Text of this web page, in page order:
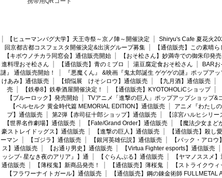
【ヒューマンバグ大学】天王寺祭～京ノ陣～開催決定
Shiryu's Cafe 夏花火
回京都古都コスフェスタ開催決定&出演グループ募集
【通信販売】この素晴
【キボウノチカラ同窓会】通信販売開始
【おそ松さん】妙満寺での御朱印発売
進料理おそ松さん
【通信販売】青のミブロ 湯豆腐定食おそ松さん
BAR
謎』 通信販売開始！
『悪魔くん』 &映画『鬼太郎誕生 ゲゲゲの謎』ポップア
けあみ】通信販売
【煩悩展 けそシロウ】通信販売 【九月酒】通信販売
売
【鉄拳8】鉄拳酒屋開催決定！ 【通信販売】KYOTOHOLiCショップ
【ブルーロック】発売開始
TVアニメ「進撃の巨人」ポップアップショップ&
【ベルセルク 黄金時代篇 MEMORIAL EDITION】通信販売
アニメ『わたし
プ】通信販売
第2弾【赤司征十郎ショップ】通信販売
【涼宮ハルヒシリ
【世界名作劇場】通信販売
【Fate/Grand Order】通信販売
【魔法少女ま
豪ストレイドッグス】通信販売
【進撃の巨人】通信販売
【通信販売】殺し愛
ーマン
【ゴジラ】通信販売 【銀河英雄伝説】通信販売
【バック・アロウ
ス】通信販売
【お通り男史】通信販売
【Virtua Fighter esports】通信販売
ッシブ- 星なき夜のアリア』】通
【ぐらんぶる】通信販売
【ヤマノススメ
通信販売
【薄桜鬼】新商品発売！ 【通信販売】薄桜鬼
【ストライクウ
【フラワーナイトガール】通信販売
【通信販売】鋼の錬金術師 FULLMETAL